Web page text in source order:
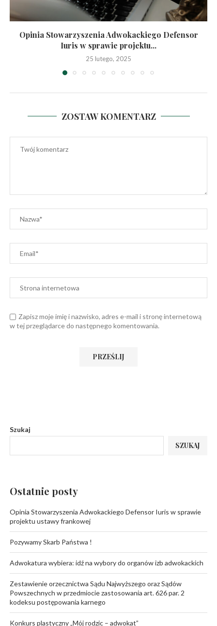
Opinia Stowarzyszenia Adwokackiego Defensor
Iuris w sprawie projektu...
25 lutego, 2025
ZOSTAW KOMENTARZ
Zapisz moje imię i nazwisko, adres e-mail i stronę internetową
w tej przeglądarce do następnego komentowania.
Szukaj
SZUKAJ
Ostatnie posty
Opinia Stowarzyszenia Adwokackiego Defensor Iuris w sprawie
projektu ustawy frankowej
Pozywamy Skarb Państwa !
Adwokatura wybiera: idź na wybory do organów izb adwokackich
Zestawienie orzecznictwa Sądu Najwyższego oraz Sądów
Powszechnych w przedmiocie zastosowania art. 626 par. 2
kodeksu postępowania karnego
Konkurs plastyczny „Mój rodzic – adwokat”